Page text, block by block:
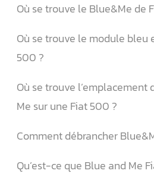
Où se trouve le Blue&Me de
Où se trouve le module bleu
500 ?
Où se trouve l’emplacement
Me sur une Fiat 500 ?
Comment débrancher
Qu’est-ce que Blue and Me